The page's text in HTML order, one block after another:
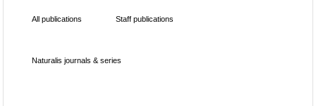
All publications Staff publications
Naturalis journals & series